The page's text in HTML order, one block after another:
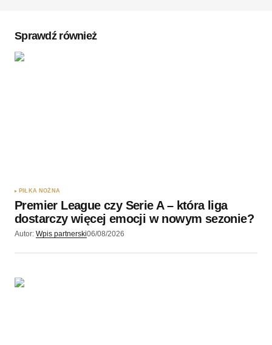
Wyślij komentarz
Sprawdź również
PIŁKA NOŻNA
Premier League czy Serie A – która liga
dostarczy więcej emocji w nowym sezonie?
Autor: Wpis partnerski06/08/2026